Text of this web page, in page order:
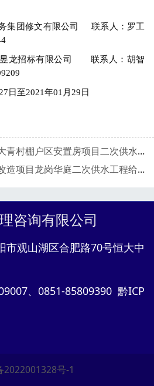
集团修文有限公司
联系人：罗工
龙招标有限公司 联系人： 胡智
日至2021年01月29日
项目二次供水工程二次供水设备及水箱采购成交供应商候选人公示
华庭二次供水工程给水管安装成交供应商候选人公示
咨询有限公司
市观山湖区合肥路70号恒大中
、0851-85809390 黔ICP
2022001328号-1